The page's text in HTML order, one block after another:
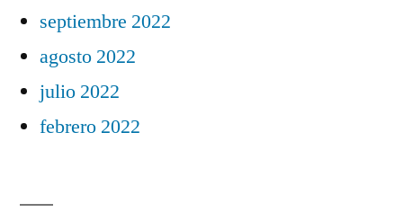
septiembre 2022
agosto 2022
julio 2022
febrero 2022